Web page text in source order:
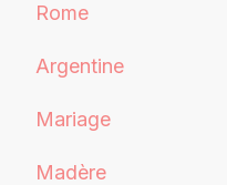
Rome
Argentine
Mariage
Madère